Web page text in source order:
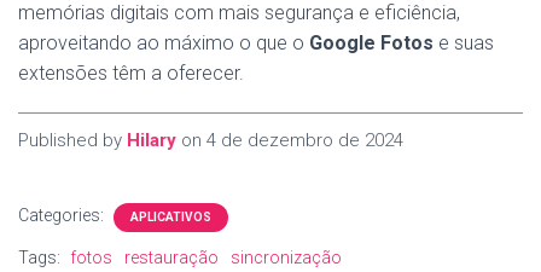
memórias digitais com mais segurança e eficiência,
aproveitando ao máximo o que o Google Fotos e suas
extensões têm a oferecer.
Published by Hilary on 4 de dezembro de 2024
Categories: APLICATIVOS
Tags: fotos restauração sincronização